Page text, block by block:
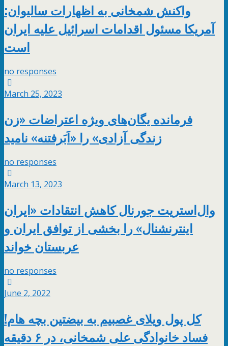
واکنش شمخانی به اظهارات سالیوان:
آمریکا مسئول اقدامات اسرائیل علیه ایران
است
no responses
March 25, 2023
فرمانده یگان‌های ویژه اعتراضات «زن
زندگی آزادی» را «اَبَرفتنه» نامید
no responses
March 13, 2023
وال‌استریت جورنال کاهش انتقادات «ایران
اینترنشنال» را بخشی از توافق ایران و
عربستان خواند
no responses
June 2, 2022
کل پول ویلای غصبیم به بیضتین بچه هام!
فساد خانوادگی علی شمخانی، در ۶ دقیقه